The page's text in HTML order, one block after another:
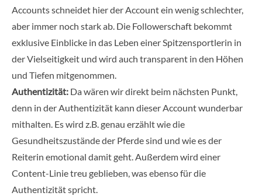
Accounts schneidet hier der Account ein wenig schlechter,
aber immer noch stark ab. Die Followerschaft bekommt
exklusive Einblicke in das Leben einer Spitzensportlerin in
der Vielseitigkeit und wird auch transparent in den Höhen
und Tiefen mitgenommen.
Authentizität: Da wären wir direkt beim nächsten Punkt,
denn in der Authentizität kann dieser Account wunderbar
mithalten. Es wird z.B. genau erzählt wie die
Gesundheitszustände der Pferde sind und wie es der
Reiterin emotional damit geht. Außerdem wird einer
Content-Linie treu geblieben, was ebenso für die
Authentizität spricht.